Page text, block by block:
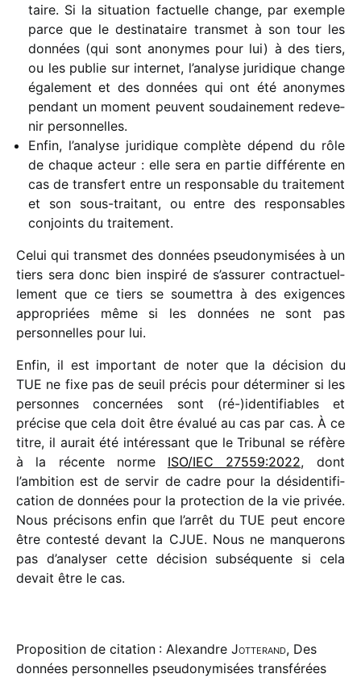
taire. Si la situa­tion factuelle change, par exemple
parce que le desti­na­taire trans­met à son tour les
données (qui sont anonymes pour lui) à des tiers,
ou les publie sur inter­net, l’analyse juri­dique change
égale­ment et des données qui ont été anonymes
pendant un moment peuvent soudai­ne­ment rede­ve­
nir personnelles.
Enfin, l’analyse juri­dique complète dépend du rôle
de chaque acteur : elle sera en partie diffé­rente en
cas de trans­fert entre un respon­sable du trai­te­ment
et son sous-trai­tant, ou entre des respon­sables
conjoints du traitement.
Celui qui trans­met des données pseu­do­ny­mi­sées à un
tiers sera donc bien inspiré de s’assurer contrac­tuel­
le­ment que ce tiers se soumet­tra à des exigences
appro­priées même si les données ne sont pas
person­nelles pour lui.
Enfin, il est impor­tant de noter que la déci­sion du
TUE ne fixe pas de seuil précis pour déter­mi­ner si les
personnes concer­nées sont (ré-)identifiables et
précise que cela doit être évalué au cas par cas. À ce
titre, il aurait été inté­res­sant que le Tribunal se réfère
à la récente norme ISO/​IEC 27559:2022, dont
l’ambition est de servir de cadre pour la dési­den­ti­fi­
ca­tion de données pour la protec­tion de la vie privée.
Nous préci­sons enfin que l’arrêt du TUE peut encore
être contesté devant la CJUE. Nous ne manque­rons
pas d’analyser cette déci­sion subsé­quente si cela
devait être le cas.
Proposition de citation : Alexandre Jotterand, Des
données personnelles pseudonymisées transférées